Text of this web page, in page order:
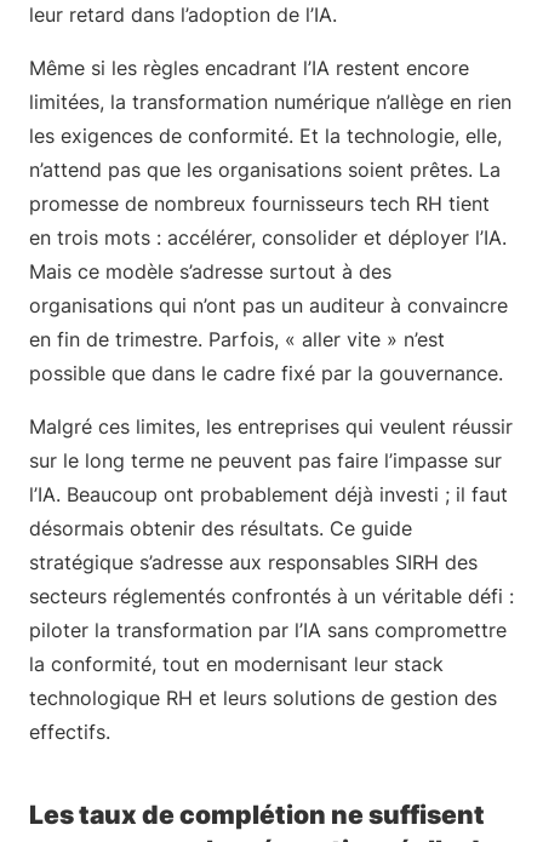
leur retard dans l’adoption de l’IA.
Même si les règles encadrant l’IA restent encore
limitées, la transformation numérique n’allège en rien
les exigences de conformité. Et la technologie, elle,
n’attend pas que les organisations soient prêtes. La
promesse de nombreux fournisseurs tech RH tient
en trois mots : accélérer, consolider et déployer l’IA.
Mais ce modèle s’adresse surtout à des
organisations qui n’ont pas un auditeur à convaincre
en fin de trimestre. Parfois, « aller vite » n’est
possible que dans le cadre fixé par la gouvernance.
Malgré ces limites, les entreprises qui veulent réussir
sur le long terme ne peuvent pas faire l’impasse sur
l’IA. Beaucoup ont probablement déjà investi ; il faut
désormais obtenir des résultats. Ce guide
stratégique s’adresse aux responsables SIRH des
secteurs réglementés confrontés à un véritable défi :
piloter la transformation par l’IA sans compromettre
la conformité, tout en modernisant leur stack
technologique RH et leurs solutions de gestion des
effectifs.
Les taux de complétion ne suffisent